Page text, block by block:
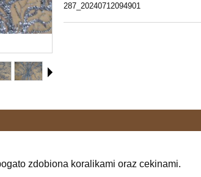
287_20240712094901
zdobiona koralikami oraz cekinami.